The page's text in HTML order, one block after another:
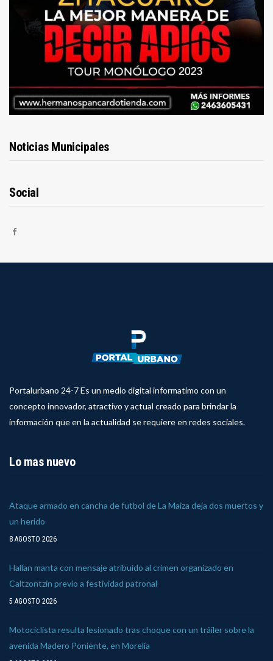
Noticias Municipales
Social
Portalurbano 24-7 Es un medio digital informatimo con un
concepto innovador, atractivo y actual creado para brindar la
información que en la actualidad se requiere en redes sociales.
Lo mas nuevo
Ataque armado en cancha de futbol de La Maiza deja dos muertos y
un herido
8 AGOSTO 2026
Hallan manta con mensaje atribuido al crimen organizado en
Caltzontzin previo a festividad patronal
5 AGOSTO 2026
Motociclista resulta lesionado tras choque con un tráiler sobre la
avenida Madero Poniente, en Morelia